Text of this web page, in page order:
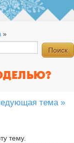
»
тема »
тему.